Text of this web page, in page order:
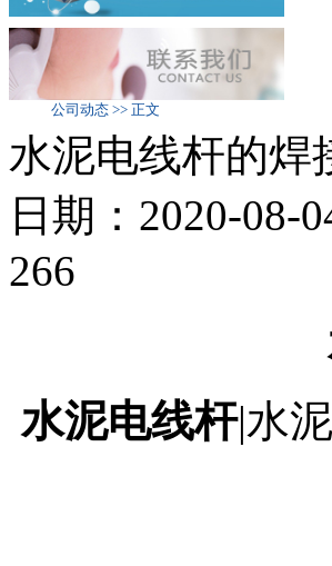
公司动态 >> 正文
水泥电线杆的焊
日期：2020-08-
266
水泥电线杆|水